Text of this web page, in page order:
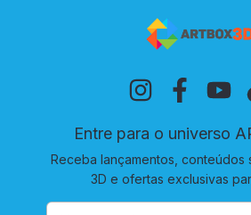
Entre para o universo
Receba lançamentos, conteúdos
3D e ofertas exclusivas